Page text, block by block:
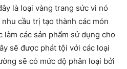
là loại vàng trang sức vì nó
cầu trị tạo thành các món
các sản phẩm sử dụng cho
sẽ được phát tội với các loại
sẽ có mức độ phân loại bởi